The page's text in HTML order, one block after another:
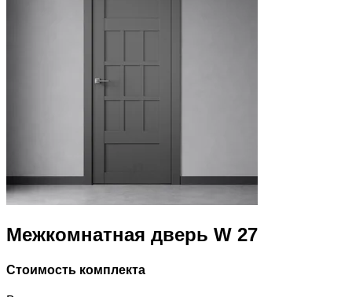
Межкомнатная дверь W 27
Стоимость комплекта